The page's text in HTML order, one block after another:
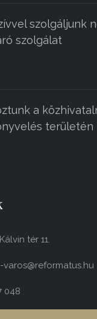
szolgáljunk
szolgálat
a
területén
tér 11.
048